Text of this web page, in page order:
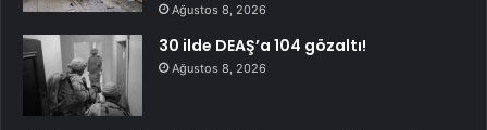
Ağustos 8, 2026
30 ilde DEAŞ’a 104 gözaltı!
Ağustos 8, 2026